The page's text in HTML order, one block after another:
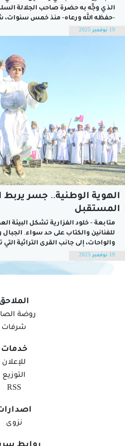
الذي وجَّه به حضرة صاحب الجلالة
-حفظه الله ورعاه- منذ خمس
عمان نقلة نوعية وحراكا تنمويا
19 نوفمبر 2025
الهوية الوطنية.. جسر يربط
المستقبل
متابعة - خلود الفزارية تشكل البيئة
للفنانين والكتاب على حد سواء.
والواحات، إلى جانب القرى التراثية
وعاداتها وتقاليدها، تمنح الأعمال
بالهوية الوطنية، ويساهم التراث في
تعكس مدى ارتباط الفنان بمحيطه،
19 نوفمبر 2025
الخطاب الإعلامي العُماني..
روضة
شرفات
خدمات
للإعلان
التوزيع
RSS
نزوى